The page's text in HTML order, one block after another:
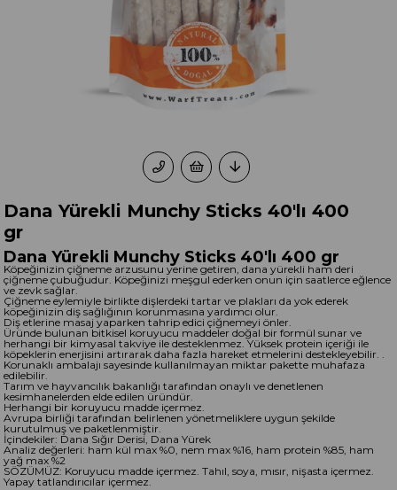
Dana Yürekli Munchy Sticks 40'lı 400
gr
Dana Yürekli Munchy Sticks 40'lı 400 gr
Köpeğinizin çiğneme arzusunu yerine getiren, dana yürekli ham deri
çiğneme çubuğudur. Köpeğinizi meşgul ederken onun için saatlerce eğlence
ve zevk sağlar.
Çiğneme eylemiyle birlikte dişlerdeki tartar ve plakları da yok ederek
köpeğinizin diş sağlığının korunmasına yardımcı olur.
Diş etlerine masaj yaparken tahrip edici çiğnemeyi önler.
Üründe bulunan bitkisel koruyucu maddeler doğal bir formül sunar ve
herhangi bir kimyasal takviye ile desteklenmez. Yüksek protein içeriği ile
köpeklerin enerjisini artırarak daha fazla hareket etmelerini destekleyebilir. .
Korunaklı ambalajı sayesinde kullanılmayan miktar pakette muhafaza
edilebilir.
Tarım ve hayvancılık bakanlığı tarafından onaylı ve denetlenen
kesimhanelerden elde edilen üründür.
Herhangi bir koruyucu madde içermez.
Avrupa birliği tarafından belirlenen yönetmeliklere uygun şekilde
kurutulmuş ve paketlenmiştir.
İçindekiler: Dana Sığır Derisi, Dana Yürek
Analiz değerleri: ham kül max %0, nem max %16, ham protein %85, ham
yağ max %2
SÖZÜMÜZ: Koruyucu madde içermez. Tahıl, soya, mısır, nişasta içermez.
Yapay tatlandırıcılar içermez.